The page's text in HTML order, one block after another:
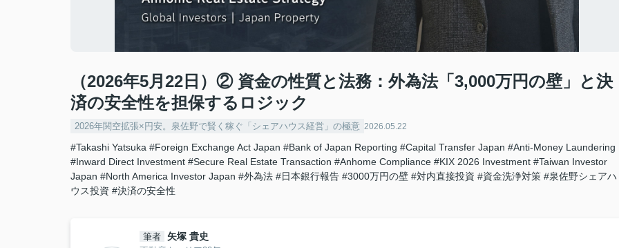
（2026年5月22日）② 資金の性質と法務：外為法「3,000万円の壁」と決
済の安全性を担保するロジック
2026年関空拡張×円安。泉佐野で賢く稼ぐ「シェアハウス経営」の極意 2026.05.22
#Takashi Yatsuka #Foreign Exchange Act Japan #Bank of Japan Reporting #Capital Transfer Japan #Anti-Money Laundering
#Inward Direct Investment #Secure Real Estate Transaction #Anhome Compliance #KIX 2026 Investment #Taiwan Investor
Japan #North America Investor Japan #外為法 #日本銀行報告 #3000万円の壁 #対内直接投資 #資金洗浄対策 #泉佐野シェアハ
ウス投資 #決済の安全性
筆者 矢塚 貴史